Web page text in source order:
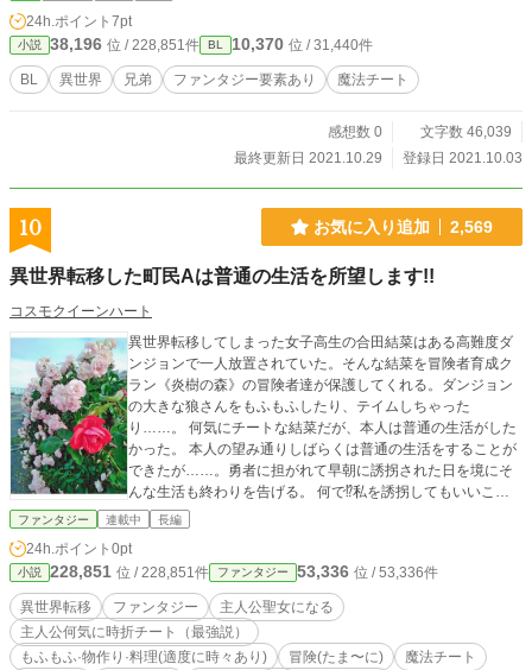
24h.ポイント 7pt
小説 38,196 位 / 228,851件 BL 10,370 位 / 31,440件
BL 異世界 兄弟 ファンタジー要素あり 魔法チート
感想数 0
文字数 46,039
最終更新日 2021.10.29
登録日 2021.10.03
10 お気に入り追加 2,569
異世界転移した町民Aは普通の生活を所望します!!
コスモクイーンハート
異世界転移してしまった女子高生の合田結菜はある高難度ダ
ンジョンで一人放置されていた。そんな結菜を冒険者育成ク
ラン《炎樹の森》の冒険者達が保護してくれる。ダンジョン
の大きな狼さんをもふもふしたり、テイムしちゃった
り……。 何気にチートな結菜だが、本人は普通の生活がした
かった。 本人の望み通りしばらくは普通の生活をすることが
できたが……。勇者に担がれて早朝に誘拐された日を境にそ
んな生活も終わりを告げる。 何で⁉私を誘拐してもいいこと
ないよ⁉ 何だかんだ、半分無意識にチートっぷりを炸裂しな
ために今日も元気に異世界を爆走します‼ ※現代の知識活か
しちゃいます‼料理と物作りで改革します‼←地球と比べてむ
っちゃ不便だから。 #更新は不定期になりそう #一話だいたい
2000字をめどにして書いています(長くも短くもなるか
も……) #感想お待ちしてます‼どしどしカモン‼(誹謗中傷はN
Gだよ？) #頑張るので、暖かく見守ってください笑 #誤字脱
ファンタジー 連載中 長編
24h.ポイント 0pt
小説 228,851 位 / 228,851件 ファンタジー 53,336 位 / 53,336件
異世界転移 ファンタジー
主人公聖女になる
主人公何気に時折チート（最強説）
もふもふ·物作り·料理(適度に時々あり)
冒険(たま〜に) 魔法チート